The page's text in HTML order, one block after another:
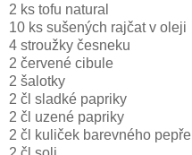
2 ks tofu natural
10 ks sušených rajčat v oleji
4 stroužky česneku
2 červené cibule
2 šalotky
2 čl sladké papriky
2 čl uzené papriky
2 čl kuliček barevného pepře